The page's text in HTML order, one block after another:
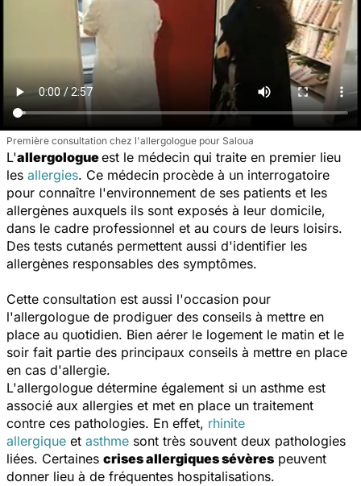
Première consultation chez l'allergologue pour Saloua
L'allergologueest le médecin qui traite en premier lieu
les allergies. Ce médecin procède à un interrogatoire
pour connaître l'environnement de ses patients et les
allergènes auxquels ils sont exposés à leur domicile,
dans le cadre professionnel et au cours de leurs loisirs.
Des tests cutanés permettent aussi d'identifier les
allergènes responsables des symptômes.
Cette consultation est aussi l'occasion pour
l'allergologue de prodiguer des conseils à mettre en
place au quotidien. Bien aérer le logement le matin et le
soir fait partie des principaux conseils à mettre en place
en cas d'allergie.
L'allergologue détermine également si un asthme est
associé aux allergies et met en place un traitement
contre ces pathologies. En effet, rhinite
allergique et asthme sont très souvent deux pathologies
liées. Certaines crises allergiques sévères peuvent
donner lieu à de fréquentes hospitalisations.